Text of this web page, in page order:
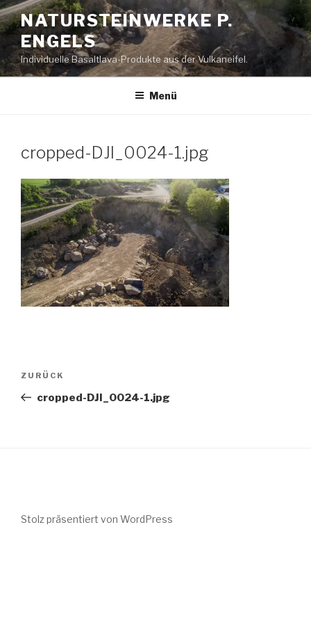
Zum
Inhalt
springen
NATURSTEINWERKE P.
ENGELS
Individuelle Basaltlava-Produkte aus der Vulkaneifel.
Menü
cropped-DJI_0024-1.jpg
Beitragsnavigation
Vorheriger
Beitrag
ZURÜCK
cropped-DJI_0024-1.jpg
Stolz präsentiert von WordPress